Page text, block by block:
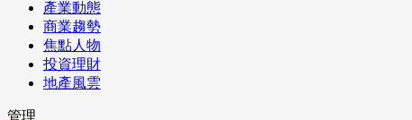
產業動態
商業趨勢
焦點人物
投資理財
地產風雲
管理